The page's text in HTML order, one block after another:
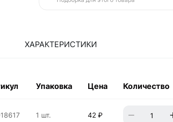
ХАРАКТЕРИСТИКИ
Упаковка Цена Количество
1 шт. 42 ₽